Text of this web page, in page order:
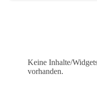
Keine Inhalte/
vorhanden.